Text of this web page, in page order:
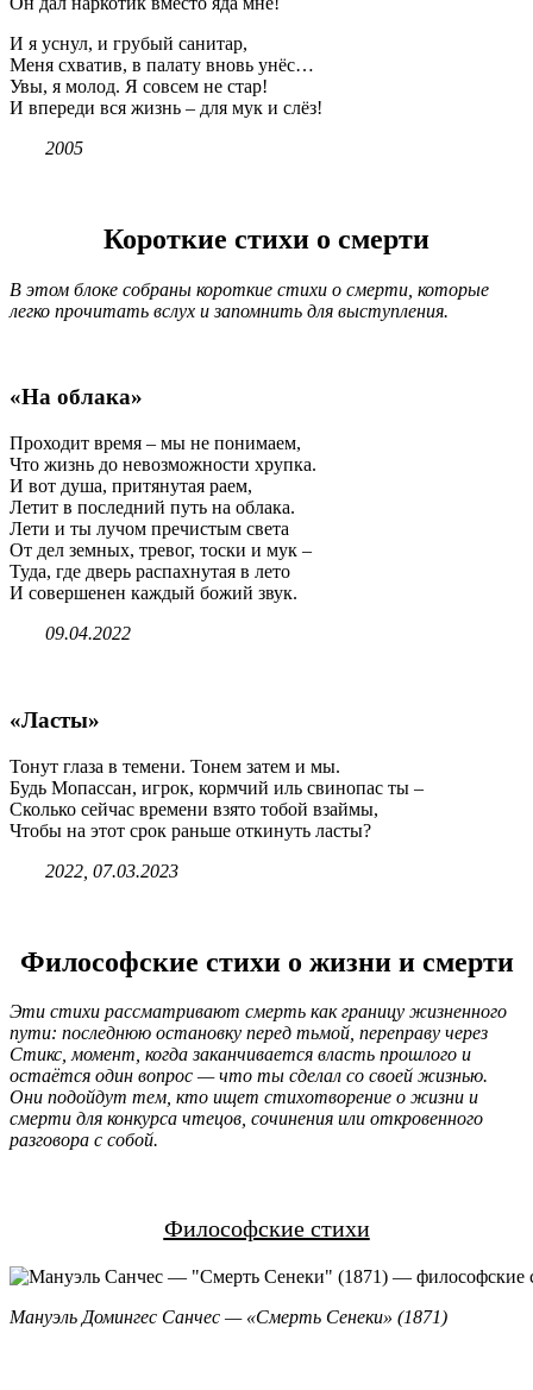
И я уснул, и грубый санитар,
Меня схватив, в палату вновь унёс…
Увы, я молод. Я совсем не стар!
И впереди вся жизнь – для мук и слёз!
2005
Короткие стихи о смерти
В этом блоке собраны короткие стихи о смерти, которые
легко прочитать вслух и запомнить для выступления.
«На облака»
Проходит время – мы не понимаем,
Что жизнь до невозможности хрупка.
И вот душа, притянутая раем,
Летит в последний путь на облака.
Лети и ты лучом пречистым света
От дел земных, тревог, тоски и мук –
Туда, где дверь распахнутая в лето
И совершенен каждый божий звук.
09.04.2022
«Ласты»
Тонут глаза в темени. Тонем затем и мы.
Будь Мопассан, игрок, кормчий иль свинопас ты –
Сколько сейчас времени взято тобой взаймы,
Чтобы на этот срок раньше откинуть ласты?
2022, 07.03.2023
Философские стихи о жизни и смерти
Эти стихи рассматривают смерть как границу жизненного
пути: последнюю остановку перед тьмой, переправу через
Стикс, момент, когда заканчивается власть прошлого и
остаётся один вопрос — что ты сделал со своей жизнью.
Они подойдут тем, кто ищет стихотворение о жизни и
смерти для конкурса чтецов, сочинения или откровенного
разговора с собой.
Философские стихи
Мануэль Домингес Санчес — «Смерть Сенеки» (1871)